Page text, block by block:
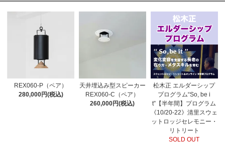
REX060-P（ペア）
280,000円(税込)
天井埋込み型スピーカー
REX060-C（ペア）
260,000円(税込)
松木正 エルダーシップ
プログラム“So, be i
t”【半年間】プログラム
《10/20-22》清里スウェ
ットロッジセレモニー・
リトリート
SOLD OUT